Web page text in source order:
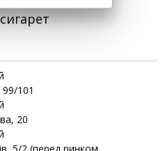
101
20